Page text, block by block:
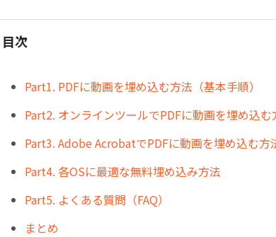
目次
︎Part1. PDFに動画を埋め込む方法（基本手順）
︎Part2. オンラインツールでPDFに動画を埋め込む
︎Part3. Adobe AcrobatでPDFに動画を埋め込む方
︎Part4. 各OSに最適な無料埋め込み方法
︎Part5. よくある質問（FAQ）
︎まとめ